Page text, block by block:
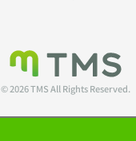
© 2026 TMS All Rights Reserved.